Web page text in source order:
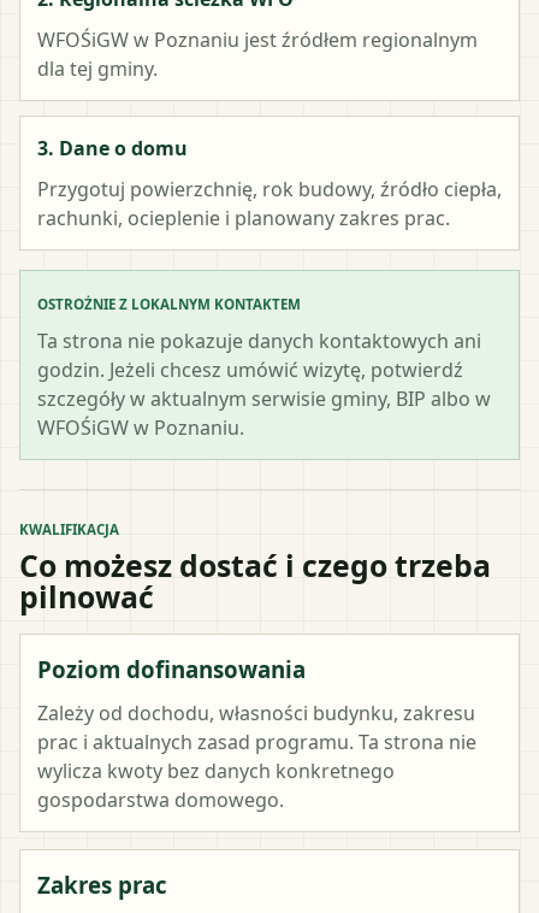
WFOŚiGW w Poznaniu jest źródłem regionalnym
dla tej gminy.
3. Dane o domu
Przygotuj powierzchnię, rok budowy, źródło ciepła,
rachunki, ocieplenie i planowany zakres prac.
OSTROŻNIE Z LOKALNYM KONTAKTEM
Ta strona nie pokazuje danych kontaktowych ani
godzin. Jeżeli chcesz umówić wizytę, potwierdź
szczegóły w aktualnym serwisie gminy, BIP albo w
WFOŚiGW w Poznaniu.
KWALIFIKACJA
Co możesz dostać i czego trzeba
pilnować
Poziom dofinansowania
Zależy od dochodu, własności budynku, zakresu
prac i aktualnych zasad programu. Ta strona nie
wylicza kwoty bez danych konkretnego
gospodarstwa domowego.
Zakres prac